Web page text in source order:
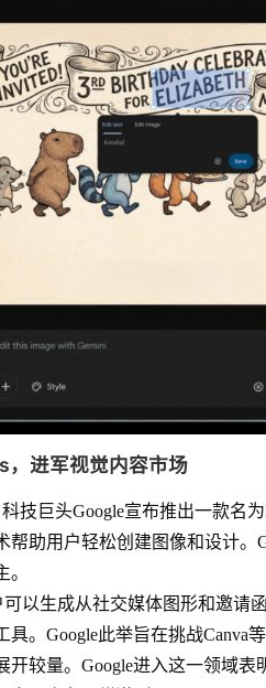
进军视觉内容市场
技巨头Google宣布推出一款名
帮助用户轻松创建图像和设计
以生成从社交媒体图形和邀请
。Google此举旨在挑战Canva
开较量。Google进入这一领域